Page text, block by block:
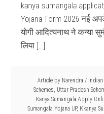
kanya sumangala
Yojana Form 2026 नई
योगी आदित्यनाथ ने कन्या
लिया […]
Article by Narendra /
Schemes, Uttar Pradesh
Kanya Sumangala Apply
Sumangala Yojana UP, Kkanya